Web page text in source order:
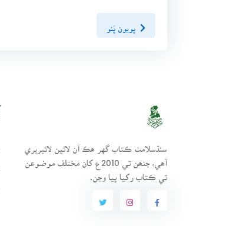
پويون پَنو
سنڌسلامت ڪتاب گهر ھڪ آن لائين لائبريري
آھي، جنھن تي 2010ع کان مختلف موضوعن
تي ڪتاب رکيا پيا وڃن.